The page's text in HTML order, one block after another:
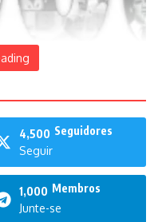
4,500 Seguidores
Seguir
1,000 Membros
Junte-se